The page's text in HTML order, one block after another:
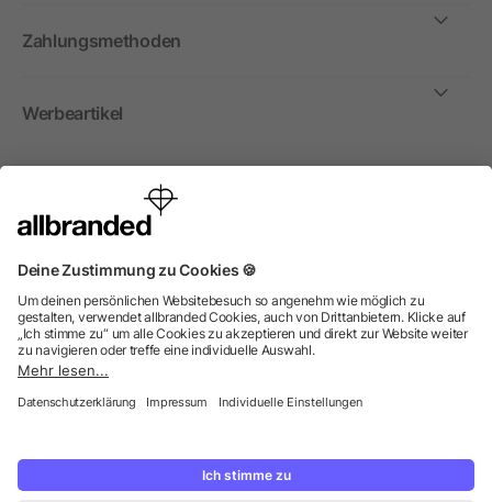
Zahlungsmethoden
Werbeartikel
International
Wir verkaufen Werbeartikel, Werbemittel und
Vereine. Alle Preise zzgl. MwSt.